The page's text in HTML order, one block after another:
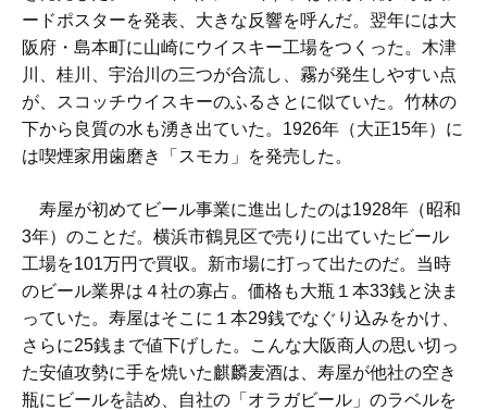
ードポスターを発表、大きな反響を呼んだ。翌年には大
阪府・島本町に山崎にウイスキー工場をつくった。木津
川、桂川、宇治川の三つが合流し、霧が発生しやすい点
が、スコッチウイスキーのふるさとに似ていた。竹林の
下から良質の水も湧き出ていた。1926年（大正15年）に
は喫煙家用歯磨き「スモカ」を発売した。
寿屋が初めてビール事業に進出したのは1928年（昭和
3年）のことだ。横浜市鶴見区で売りに出ていたビール
工場を101万円で買収。新市場に打って出たのだ。当時
のビール業界は４社の寡占。価格も大瓶１本33銭と決ま
っていた。寿屋はそこに１本29銭でなぐり込みをかけ、
さらに25銭まで値下げした。こんな大阪商人の思い切っ
た安値攻勢に手を焼いた麒麟麦酒は、寿屋が他社の空き
瓶にビールを詰め、自社の「オラガビール」のラベルを